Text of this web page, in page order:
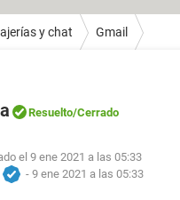
y chat Gmail
Resuelto/Cerrado
el 9 ene 2021 a las 05:33
- 9 ene 2021 a las 05:33